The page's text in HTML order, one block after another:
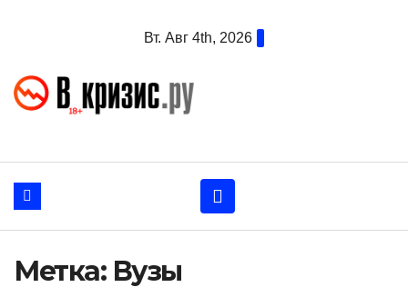
Вт. Авг 4th, 2026
Метка: Вузы